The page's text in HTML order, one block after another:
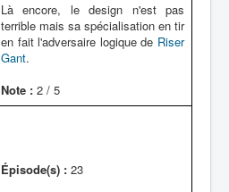
Là encore, le design n'est pas
terrible mais sa spécialisation en tir
en fait l'adversaire logique de Riser
Gant.
Note : 2 / 5
Épisode(s) : 23